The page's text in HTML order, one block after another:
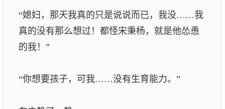
“媳妇，那天我真的只是说说而已，我没……我
真的没有那么想过！都怪宋秉杨，就是他怂恿
的我！”
“你想要孩子，可我……没有生育能力。”